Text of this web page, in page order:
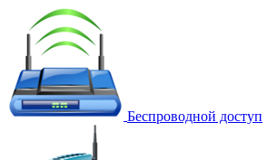
Беспроводной доступ